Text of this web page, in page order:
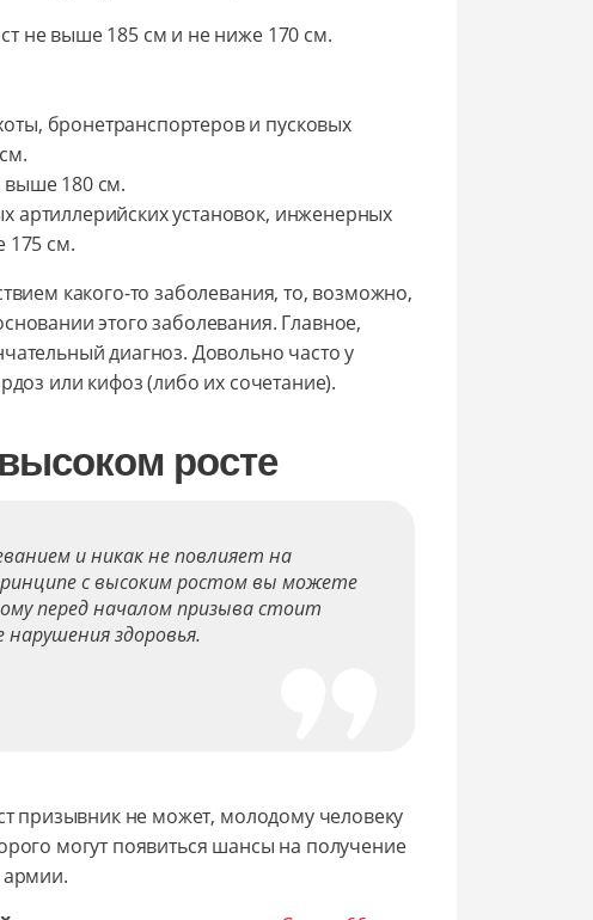
не выше 185 см и не ниже 170 см.
бронетранспортеров и пусковых
выше 180 см.
артиллерийских установок, инженерных
175 см.
какого-то заболевания, то, возможно,
этого заболевания. Главное,
диагноз. Довольно часто у
или кифоз (либо их сочетание).
росте
и никак не повлияет на
с высоким ростом вы можете
перед началом призыва стоит
здоровья.
призывник не может, молодому человеку
могут появиться шансы на получение
армии.